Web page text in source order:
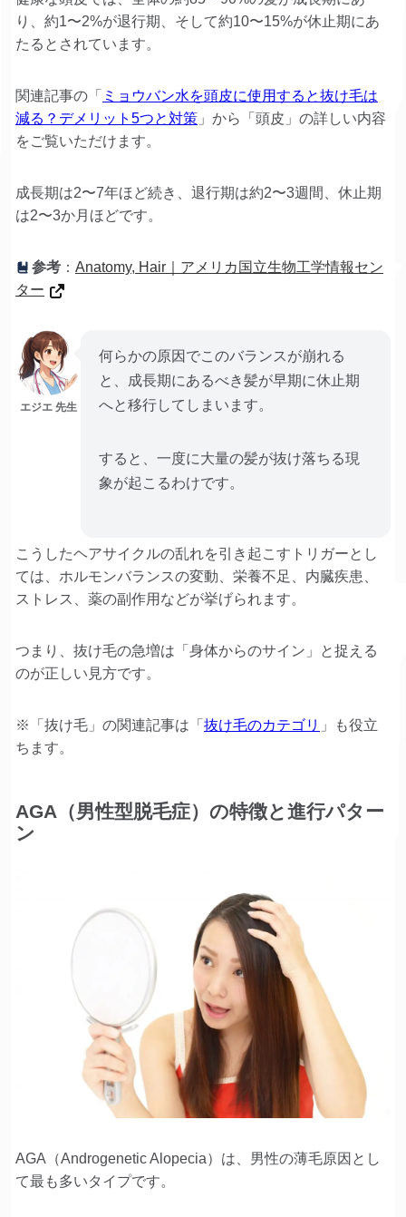
り、約1〜2%が退行期、そして約10〜15%が休止期にあ
たるとされています。
関連記事の「 ミョウバン水を頭皮に使用すると抜け毛は
減る？デメリット5つと対策 」から「頭皮」の詳しい内容
をご覧いただけます。
成長期は2〜7年ほど続き、退行期は約2〜3週間、休止期
は2〜3か月ほどです。
参考 ： Anatomy, Hair｜アメリカ国立生物工学情報セン
ター
エジエ 先生
何らかの原因でこのバランスが崩れる
と、成長期にあるべき髪が早期に休止期
へと移行してしまいます。
すると、一度に大量の髪が抜け落ちる現
象が起こるわけです。
こうしたヘアサイクルの乱れを引き起こすトリガーとし
ては、ホルモンバランスの変動、栄養不足、内臓疾患、
ストレス、薬の副作用などが挙げられます。
つまり、抜け毛の急増は「身体からのサイン」と捉える
のが正しい見方です。
※「抜け毛」の関連記事は「 抜け毛のカテゴリ 」も役立
ちます。
AGA（男性型脱毛症）の特徴と進行パター
ン
AGA（Androgenetic Alopecia）は、男性の薄毛原因とし
て最も多いタイプです。